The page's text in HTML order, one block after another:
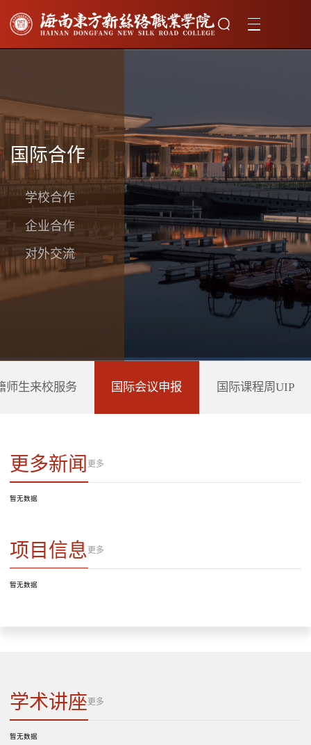
国际合作
学校合作
企业合作
对外交流
师生来校服务 国际会议申报 国际课程周UIP
更多新闻 更多
暂无数据
项目信息 更多
暂无数据
学术讲座 更多
暂无数据